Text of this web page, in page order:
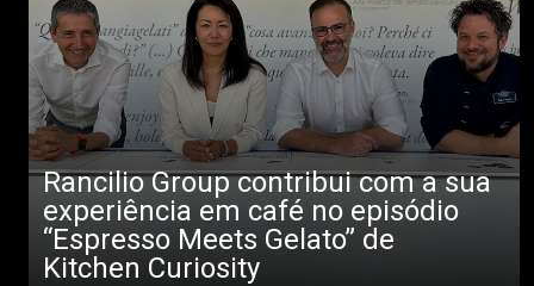
Rancilio Group contribui com a sua
experiência em café no episódio
“Espresso Meets Gelato” de
Kitchen Curiosity